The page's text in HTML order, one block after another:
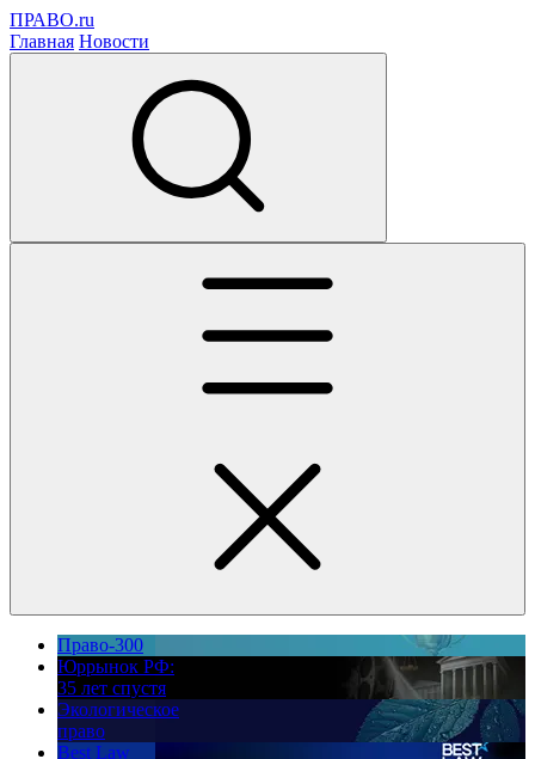
ПРАВО.ru
Главная Новости
Право-300
Юррынок РФ:
35 лет спустя
Экологическое
право
Best Law